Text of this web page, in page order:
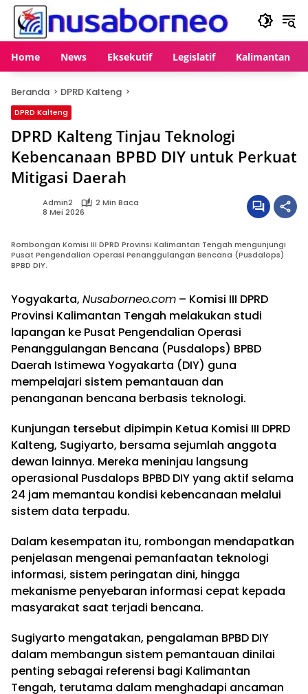
Langsung
konten
Home News Eksekutif Legislatif Kalimantan
Beranda DPRD Kalteng
DPRD Kalteng
DPRD Kalteng Tinjau Teknologi
Kebencanaan BPBD DIY untuk Perkuat
Mitigasi Daerah
Admin2
2 Min Baca
8 Mei 2026
Rombongan Komisi III DPRD Provinsi Kalimantan Tengah mengunjungi
Pusat Pengendalian Operasi Penanggulangan Bencana (Pusdalops)
BPBD DIY.
Yogyakarta, Nusaborneo.com – Komisi III DPRD
Provinsi Kalimantan Tengah melakukan studi
lapangan ke Pusat Pengendalian Operasi
Penanggulangan Bencana (Pusdalops) BPBD
Daerah Istimewa Yogyakarta (DIY) guna
mempelajari sistem pemantauan dan
penanganan bencana berbasis teknologi.
Kunjungan tersebut dipimpin Ketua Komisi III DPRD
Kalteng, Sugiyarto, bersama sejumlah anggota
dewan lainnya. Mereka meninjau langsung
operasional Pusdalops BPBD DIY yang aktif selama
24 jam memantau kondisi kebencanaan melalui
sistem data terpadu.
Dalam kesempatan itu, rombongan mendapatkan
penjelasan mengenai pemanfaatan teknologi
informasi, sistem peringatan dini, hingga
mekanisme penyebaran informasi cepat kepada
masyarakat saat terjadi bencana.
Sugiyarto mengatakan, pengalaman BPBD DIY
dalam membangun sistem pemantauan dinilai
penting sebagai referensi bagi Kalimantan
Tengah, terutama dalam menghadapi ancaman